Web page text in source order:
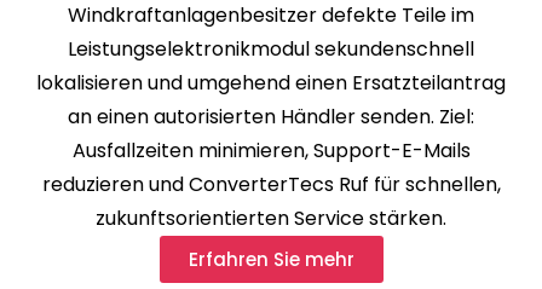
Windkraftanlagenbesitzer defekte Teile im
Leistungselektronikmodul sekundenschnell
lokalisieren und umgehend einen Ersatzteilantrag
an einen autorisierten Händler senden. Ziel:
Ausfallzeiten minimieren, Support-E-Mails
reduzieren und ConverterTecs Ruf für schnellen,
zukunftsorientierten Service stärken.
Erfahren Sie mehr